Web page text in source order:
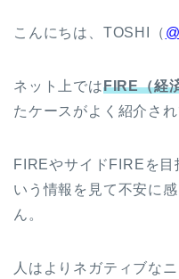
こんにちは、TOSHI（
ネット上ではFIRE（経
たケースがよく紹介され
FIREやサイドFIREを目
いう情報を見て不安に
ん。
人はよりネガティブな